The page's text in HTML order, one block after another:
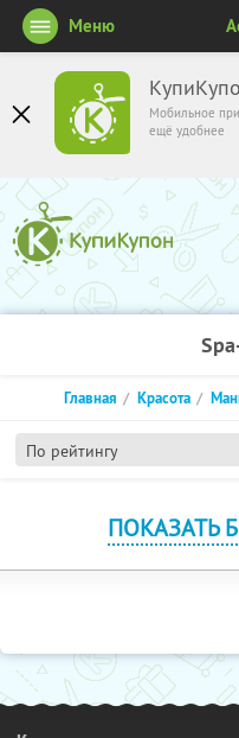
Мобильное
ещё удобнее
Меню
По рейтингу
Главная Красота
ПОКАЗАТЬ